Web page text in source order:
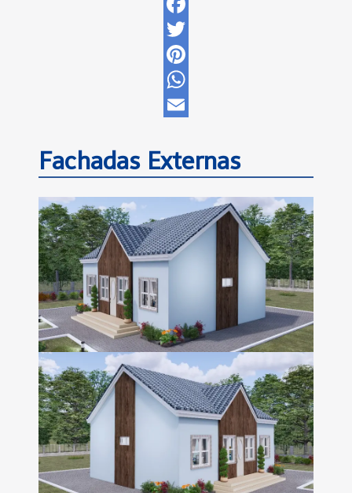
Facebook
Twitter
Pinterest
WhatsApp
Fachadas Externas